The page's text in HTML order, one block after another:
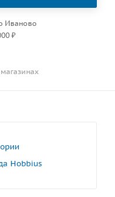
Иваново
₽
Hobbius